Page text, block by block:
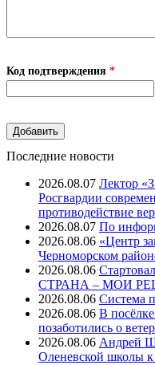
Код подтверждения *
Последние новости
2026.08.07 Лектор
Росгвардии
противодействие
2026.08.07 ⁠По
2026.08.06 «Центр
Черноморском
2026.08.06
СТРАНА – МОИ
2026.08.06 Система
2026.08.06 В
позаботились о
2026.08.06 Андрей
Оленевской школы